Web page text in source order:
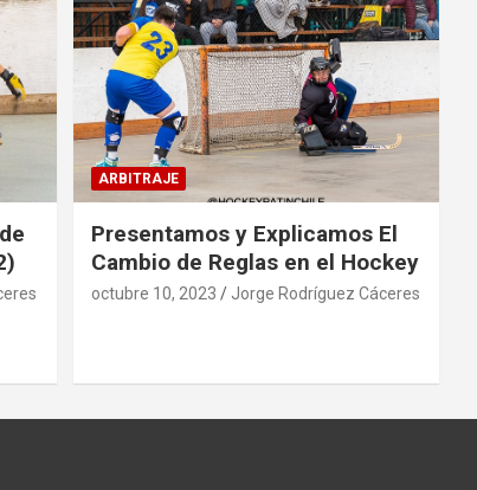
ARBITRAJE
Presentamos y Explicamos El
Cambio de Reglas en el Hockey
octubre 10, 2023 Jorge Rodríguez Cáceres